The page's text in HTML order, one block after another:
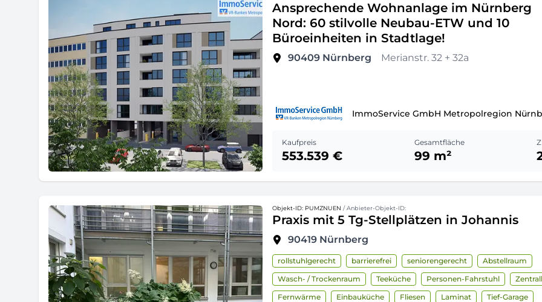
Ansprechende Wohnanlage im Nürnberg
Nord: 60 stilvolle Neubau-ETW und 10
Büroeinheiten in Stadtlage!
90409 Nürnberg Merianstr. 32 + 32a
ImmoService GmbH Metropolregion
Kaufpreis
553.539 €
Gesamtfläche
99 m²
Objekt-ID: PUMZNUEN / Anbieter-Objekt-ID:
Praxis mit 5 Tg-Stellplätzen in Johannis
90419 Nürnberg
rollstuhlgerecht barrierefrei seniorengerecht
Abstellraum
Wasch- / Trockenraum
Teeküche Personen-Fahrstuhl
Fernwärme
Einbauküche Fliesen Laminat
Tief-Garage